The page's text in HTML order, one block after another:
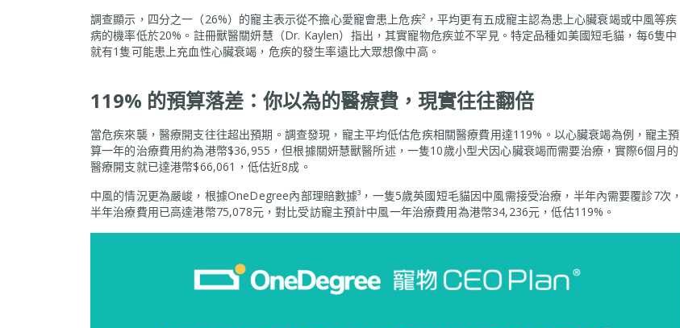
調查顯示，四分之一（26%）的寵主表示從不擔心愛寵會患上危疾²，平均更有五成寵主認為患上心臟衰竭或中風等疾
病的機率低於20%。註冊獸醫關妍慧（Dr. Kaylen）指出，其實寵物危疾並不罕見。特定品種如美國短毛貓，每6隻中
就有1隻可能患上充血性心臟衰竭，危疾的發生率遠比大眾想像中高。
119% 的預算落差：你以為的醫療費，現實往往翻倍
當危疾來襲，醫療開支往往超出預期。調查發現，寵主平均低估危疾相關醫療費用達119%。以心臟衰竭為例，寵主預
算一年的治療費用約為港幣$36,955，但根據關妍慧獸醫所述，一隻10歲小型犬因心臟衰竭而需要治療，實際6個月的
醫療開支就已達港幣$66,061，低估近8成。
中風的情況更為嚴峻，根據OneDegree內部理賠數據³，一隻5歲英國短毛貓因中風需接受治療，半年內需要覆診7次，
半年治療費用已高達港幣75,078元，對比受訪寵主預計中風一年治療費用為港幣34,236元，低估119%。